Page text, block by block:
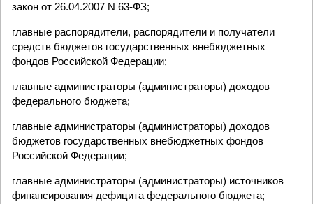
закон от 26.04.2007 N 63-ФЗ;
главные распорядители, распорядители и получатели
средств бюджетов государственных внебюджетных
фондов Российской Федерации;
главные администраторы (администраторы) доходов
федерального бюджета;
главные администраторы (администраторы) доходов
бюджетов государственных внебюджетных фондов
Российской Федерации;
главные администраторы (администраторы) источников
финансирования дефицита федерального бюджета;